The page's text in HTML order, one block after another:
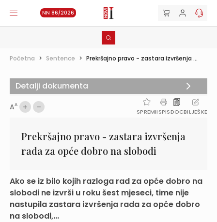
NN 86/2026
Početna > Sentence > Prekršajno pravo - zastara izvršenja ...
AA
SPREMIISPISDOCBILJEŠKE
Prekršajno pravo - zastara izvršenja
rada za opće dobro na slobodi
Ako se iz bilo kojih razloga rad za opće dobro na
slobodi ne izvrši u roku šest mjeseci, time nije
nastupila zastara izvršenja rada za opće dobro
na slobodi,...
Detalji dokumenta